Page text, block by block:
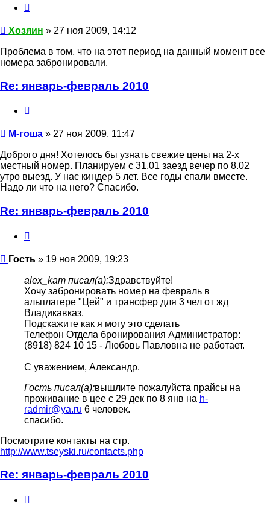
Хозяин » 27 ноя 2009, 14:12
Проблема в том, что на этот период на данный момент все
номера забронировали.
Re: январь-февраль 2010
гоша
М-гоша » 27 ноя 2009, 11:47
Доброго дня! Хотелось бы узнать свежие цены на 2-х
местный номер. Планируем с 31.01 заезд вечер по 8.02
утро выезд. У нас киндер 5 лет. Все годы спали вместе.
Надо ли что на него? Спасибо.
Re: январь-февраль 2010
Гость » 19 ноя 2009, 19:23
alex_kam писал(а):Здравствуйте!
Хочу забронировать номер на февраль в
альплагере "Цей" и трансфер для 3 чел от жд
Владикавказ.
Подскажите как я могу это сделать
Телефон Отдела бронирования Администратор:
(8918) 824 10 15 - Любовь Павловна не работает.
С уважением, Александр.
Гость писал(а):вышлите пожалуйста прайсы на
проживание в цее с 29 дек по 8 янв на h-
radmir@ya.ru 6 человек.
спасибо.
Посмотрите контакты на стр.
http://www.tseyski.ru/contacts.php
Re: январь-февраль 2010